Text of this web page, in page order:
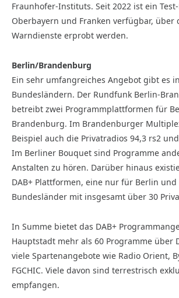
Fraunhofer-Instituts. Seit 2022 ist ein
Oberbayern und Franken verfügbar, über
Warndienste erprobt werden.
Berlin/Brandenburg
Ein sehr umfangreiches Angebot gibt es
Bundesländern. Der Rundfunk Berlin-
betreibt zwei Programmplattformen für
Brandenburg. Im Brandenburger
Beispiel auch die Privatradios 94,3 rs2
Im Berliner Bouquet sind Programme
Anstalten zu hören. Darüber hinaus
DAB+ Plattformen, eine nur für Berlin
Bundesländer mit insgesamt über 30
In Summe bietet das DAB+
Hauptstadt mehr als 60 Programme über
viele Spartenangebote wie Radio Orient,
FGCHIC. Viele davon sind terrestrisch
empfangen.